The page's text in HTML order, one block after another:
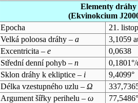
Elementy dráhy
(Ekvinokcium
Epocha
21.
Velká poloosa dráhy – a
3,1059
Excentricita – e
0,0638
Střední denní pohyb – n
0,1801°/
Sklon dráhy k ekliptice – i
9,4099°
Délka vzestupného uzlu – Ω
Argument šířky perihelu – ω
77,5486°